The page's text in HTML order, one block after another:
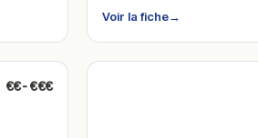
Voir la fiche→
€€-€€€